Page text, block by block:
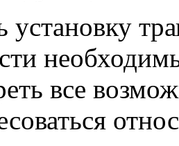
установку
все